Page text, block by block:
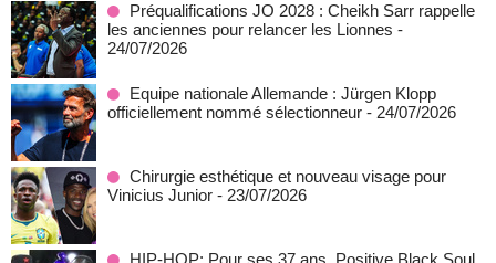
Préqualifications JO 2028 : Cheikh Sarr rappelle
les anciennes pour relancer les Lionnes -
24/07/2026
Equipe nationale Allemande : Jürgen Klopp
officiellement nommé sélectionneur - 24/07/2026
Chirurgie esthétique et nouveau visage pour
Vinicius Junior - 23/07/2026
HIP-HOP: Pour ses 37 ans, Positive Black Soul